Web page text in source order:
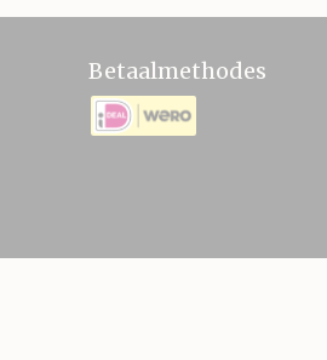
Betaalmethodes